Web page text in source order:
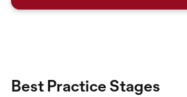
Best Practice Stages